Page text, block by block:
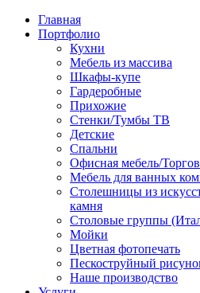
Главная
Портфолио
Кухни
Мебель из массива
Шкафы-купе
Гардеробные
Прихожие
Стенки/Тумбы ТВ
Детские
Спальни
Офисная мебель/
Мебель для ванных
Столешницы из
камня
Столовые группы
Мойки
Цветная фотопечать
Пескоструйный
Наше производство